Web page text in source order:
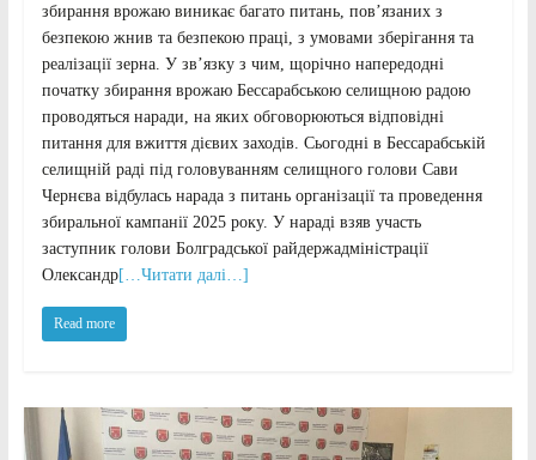
збирання врожаю виникає багато питань, пов’язаних з
безпекою жнив та безпекою праці, з умовами зберігання та
реалізації зерна. У зв’язку з чим, щорічно напередодні
початку збирання врожаю Бессарабською селищною радою
проводяться наради, на яких обговорюються відповідні
питання для вжиття дієвих заходів. Сьогодні в Бессарабській
селищній раді під головуванням селищного голови Сави
Чернєва відбулась нарада з питань організації та проведення
збиральної кампанії 2025 року. У нараді взяв участь
заступник голови Болградської райдержадміністрації
Олександр[…Читати далі…]
Read more